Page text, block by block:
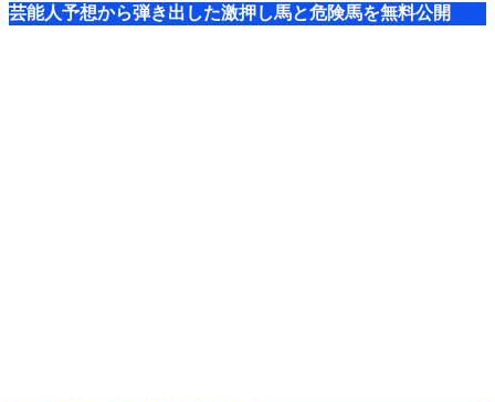
芸能人予想から弾き出した激押し馬と危険馬を無料公開